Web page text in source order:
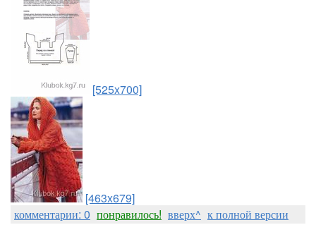
[525x700]
[463x679]
комментарии: 0 понравилось! вверх^ к полной версии